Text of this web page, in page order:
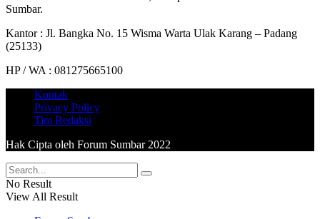
Sumbar.
Kantor : Jl. Bangka No. 15 Wisma Warta Ulak Karang – Padang
(25133)
HP / WA : 081275665100
Kontak
Privacy Policy
Tim Redaksi
Hak Cipta oleh Forum Sumbar 2022
No Result
View All Result